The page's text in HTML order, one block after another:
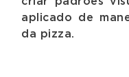
aplicado de
da pizza.